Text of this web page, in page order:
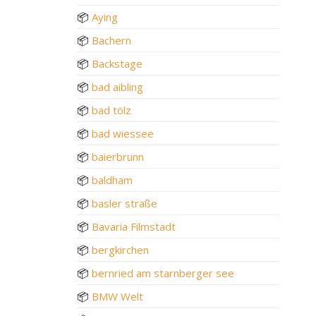
📦 Aying
📦 Bachern
📦 Backstage
📦 bad aibling
📦 bad tölz
📦 bad wiessee
📦 baierbrunn
📦 baldham
📦 basler straße
📦 Bavaria Filmstadt
📦 bergkirchen
📦 bernried am starnberger see
📦 BMW Welt